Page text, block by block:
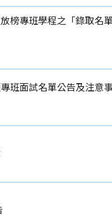
榜專班學程之「錄取名
班面試名單公告及注意